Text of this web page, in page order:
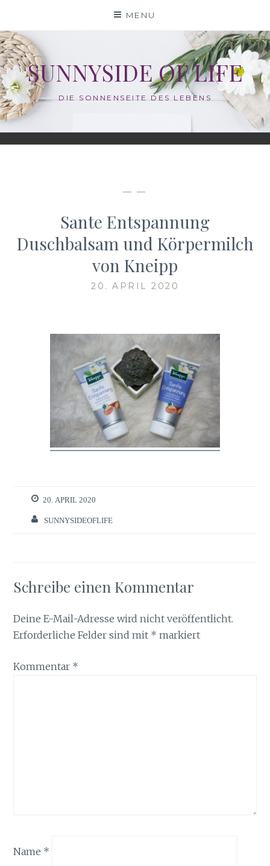
content
MENU
SUNNYSIDE OF LIFE
DIE SONNENSEITE DES LEBENS
— —
Sante Entspannung
Duschbalsam und Körpermilch
von Kneipp
20. APRIL 2020
20. APRIL 2020
SUNNYSIDEOFLIFE
Schreibe einen Kommentar
Deine E-Mail-Adresse wird nicht veröffentlicht.
Erforderliche Felder sind mit * markiert
Kommentar *
Name *